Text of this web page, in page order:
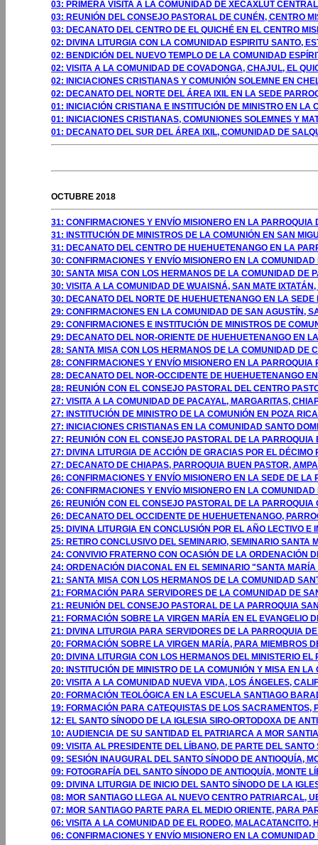
03: PRIMERA VISITA A LA COMUNIDAD DE XECAXLUT
03: REUNIÓN DEL CONSEJO PASTORAL DE CUNÉN, CENTRO
03: DECANATO DEL CENTRO DE EL QUICHÉ EN EL CENTRO
02: DIVINA LITURGIA CON LA COMUNIDAD ESPIRITU SANTO,
02: BENDICIÓN DEL NUEVO TEMPLO DE LA COMUNIDAD
02: VISITA A LA COMUNIDAD DE COVADONGA, CHAJUL, EL
02: INICIACIONES CRISTIANAS Y COMUNIÓN SOLEMNE EN
02: DECANATO DEL NORTE DEL ÁREA IXIL EN LA SEDE
01: INICIACIÓN CRISTIANA E INSTITUCIÓN DE MINISTRO EN
01: INICIACIONES CRISTIANAS, COMUNIONES SOLEMNES Y
01: DECANATO DEL SUR DEL ÁREA IXIL, COMUNIDAD DE
OCTUBRE 2018
31: CONFIRMACIONES Y ENVÍO MISIONERO EN LA
31: INSTITUCIÓN DE MINISTROS DE LA COMUNIÓN EN SAN
31: DECANATO DEL CENTRO DE HUEHUETENANGO EN LA
30: CONFIRMACIONES Y ENVÍO MISIONERO EN LA
30: SANTA MISA CON LOS HERMANOS DE LA COMUNIDAD DE
30: VISITA A LA COMUNIDAD DE WUAISNÁ, SAN MATE
30: DECANATO DEL NORTE DE HUEHUETENANGO EN LA
29: CONFIRMACIONES EN LA COMUNIDAD DE SAN AGUSTÍN,
29: CONFIRMACIONES E INSTITUCIÓN DE MINISTROS DE
29: DECANATO DEL NOR-ORIENTE DE HUEHUETENANGO EN
28: SANTA MISA CON LOS HERMANOS DE LA COMUNIDAD DE
28: CONFIRMACIONES Y ENVÍO MISIONERO EN LA
28: DECANATO DEL NOR-OCCIDENTE DE HUEHUETENANGO
28: REUNIÓN CON EL CONSEJO PASTORAL DEL CENTRO
27: VISITA A LA COMUNIDAD DE PACAYAL, MARGARITAS,
27: INSTITUCIÓN DE MINISTRO DE LA COMUNIÓN EN POZA
27: INICIACIONES CRISTIANAS EN LA COMUNIDAD SANTO
27: REUNIÓN CON EL CONSEJO PASTORAL DE LA
27: DIVINA LITURGIA DE ACCIÓN DE GRACIAS POR EL
27: DECANATO DE CHIAPAS, PARROQUIA BUEN PASTOR,
26: CONFIRMACIONES Y ENVÍO MISIONERO EN LA SEDE DE
26: CONFIRMACIONES Y ENVÍO MISIONERO EN LA
26: REUNIÓN CON EL CONSEJO PASTORAL DE LA
26: DECANATO DEL OCCIDENTE DE HUEHUETENANGO,
25: DIVINA LITURGIA EN CONCLUSIÓN POR EL AÑO LECTIVO
25: RETIRO CONCLUSIVO DEL SEMINARIO, SEMINARIO
24: CONVIVIO FRATERNO CON OCASIÓN DE LA ORDENACIÓN
24: ORDENACIÓN DIACONAL EN EL SEMINARIO "SANTA
21: SANTA MISA CON LOS HERMANOS DE LA COMUNIDAD
21: FORMACIÓN PARA SERVIDORES DE LA COMUNIDAD DE
21: REUNIÓN DEL CONSEJO PASTORAL DE LA PARROQUIA
21: FORMACIÓN SOBRE LA VIRGEN MARÍA EN EL EVANGELIO
21: DIVINA LITURGIA PARA SERVIDORES DE LA PARROQUIA
20: FORMACIÓN SOBRE LA VIRGEN MARÍA, PARA MIEMBROS
20: DIVINA LITURGIA CON LOS HERMANOS DEL MINISTERIO
20: INSTITUCIÓN DE MINISTRO DE LA COMUNIÓN Y MISA EN
20: VISITA A LA COMUNIDAD NUEVA VIDA, LOS ÁNGELES,
20: FORMACIÓN TEOLÓGICA EN LA ESCUELA SANTIAGO
19: FORMACIÓN PARA CATEQUISTAS DE LOS
12: EL SANTO SÍNODO DE LA IGLESIA SIRO-ORTODOXA DE
10: AUDIENCIA DE SU SANTIDAD EL PATRIARCA A MOR
09: VISITA AL PRESIDENTE DEL LÍBANO, DE PARTE DEL SANTO
09: SESIÓN INAUGURAL DEL SANTO SÍNODO DE ANTIOQUÍA,
09: FOTOGRAFÍA DEL SANTO SÍNODO DE ANTIOQUÍA, MONTE
09: DIVINA LITURGIA DE INICIO DEL SANTO SÍNODO DE LA
08: MOR SANTIAGO LLEGA AL NUEVO CENTRO PATRIARCAL,
07: MOR SANTIAGO PARTE PARA EL MEDIO ORIENTE, PARA
06: VISITA A LA COMUNIDAD DE EL RODEO, MALACATANCITO,
06: CONFIRMACIONES Y ENVÍO MISIONERO EN LA